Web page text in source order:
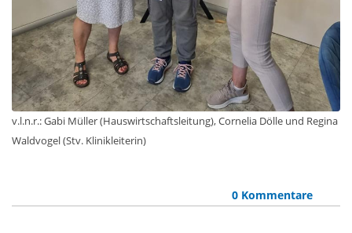
v.l.n.r.: Gabi Müller (Hauswirtschaftsleitung), Cornelia Dölle und Regina
Waldvogel (Stv. Klinikleiterin)
0 Kommentare